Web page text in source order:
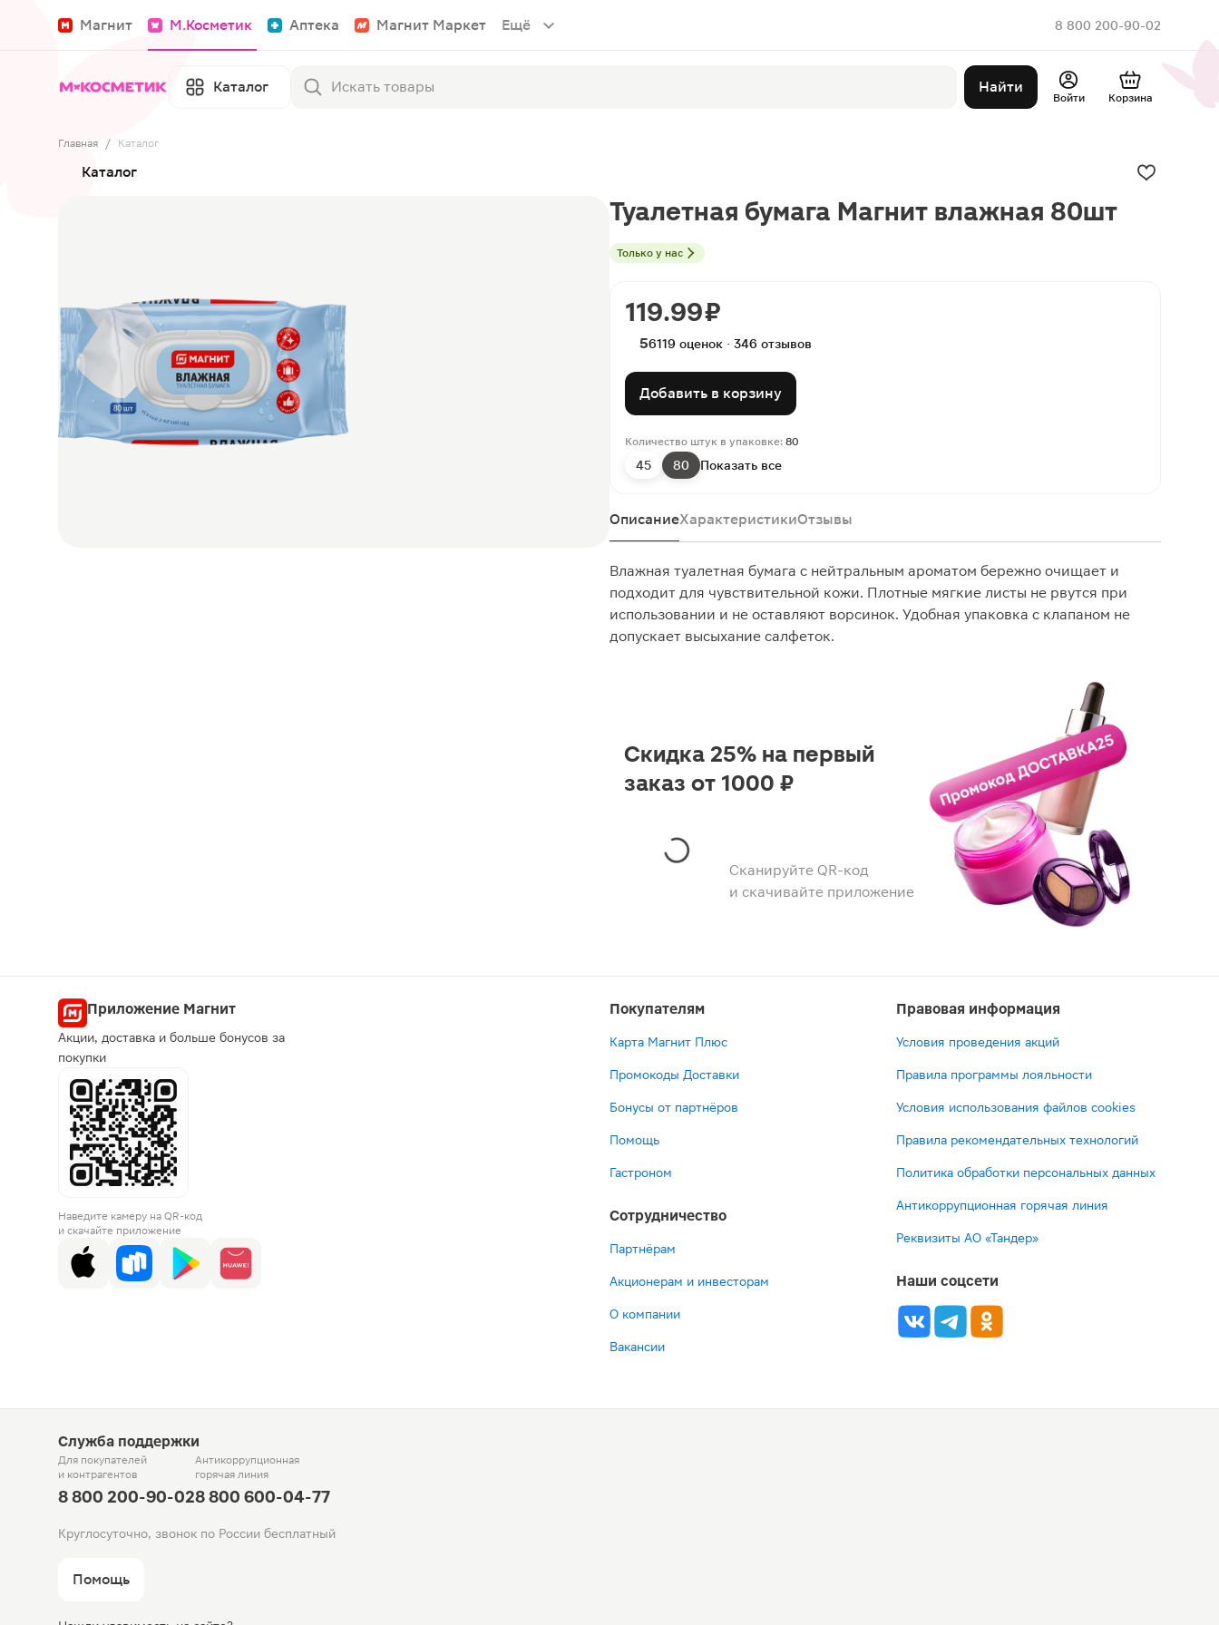
Магнит М.Косметик Аптека Магнит Маркет Ещё 8 800 200-90-02
Каталог Найти
Войти Корзина
Главная / Каталог
Каталог
Только у нас
Туалетная бумага Магнит влажная 80шт
119.99 ₽
56119 оценок · 346 отзывов
Добавить в корзину
Количество штук в упаковке: 80
45 80 Показать все
ОписаниеХарактеристикиОтзывы
Влажная туалетная бумага с нейтральным ароматом бережно очищает и
подходит для чувствительной кожи. Плотные мягкие листы не рвутся при
использовании и не оставляют ворсинок. Удобная упаковка с клапаном не
допускает высыхание салфеток.
Сканируйте QR-код
и скачивайте приложение
Скидка 25% на первый
заказ от 1000 ₽
Приложение Магнит
Акции, доставка и больше бонусов за
покупки
Наведите камеру на QR-код
и скачайте приложение
Покупателям
Карта Магнит Плюс
Промокоды Доставки
Бонусы от партнёров
Помощь
Гастроном
Сотрудничество
Партнёрам
Акционерам и инвесторам
О компании
Вакансии
Правовая информация
Условия проведения акций
Правила программы лояльности
Условия использования файлов cookies
Правила рекомендательных технологий
Политика обработки персональных данных
Антикоррупционная горячая линия
Реквизиты АО «Тандер»
Наши соцсети
Служба поддержки
Для покупателей
и контрагентов
8 800 200-90-02
Антикоррупционная
горячая линия
8 800 600-04-77
Круглосуточно, звонок по России бесплатный
Помощь